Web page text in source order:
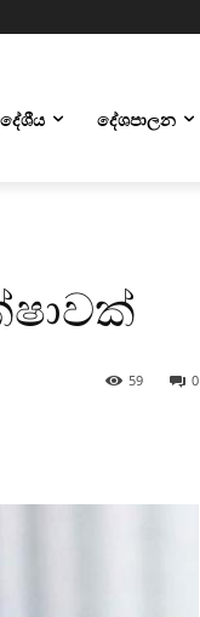
දේශපාලන
0
59